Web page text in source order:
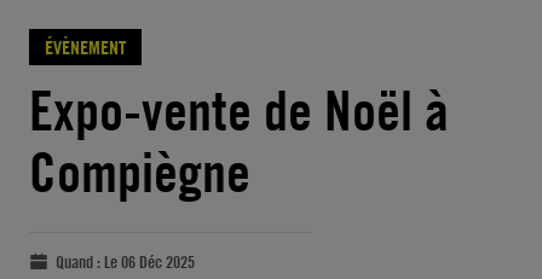
ÉVÈNEMENT
Expo-vente de Noël à
Compiègne
Quand : Le 06 Déc 2025